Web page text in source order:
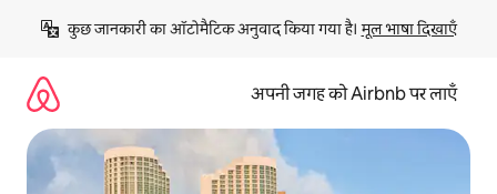
छोड़कर
कॉन्टेंट
कुछ जानकारी का ऑटोमैटिक अनुवाद किया गया है। मूल भाषा दिखाएँ
अपनी जगह को Airbnb पर लाएँ